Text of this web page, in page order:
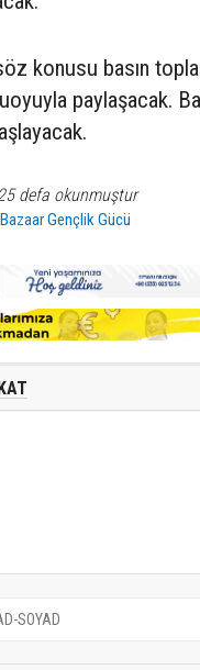
konusu basın
paylaşacak.
defa okunmuştur
Gençlik Gücü